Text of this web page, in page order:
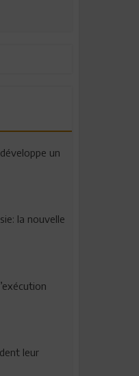
un
la nouvelle
leur